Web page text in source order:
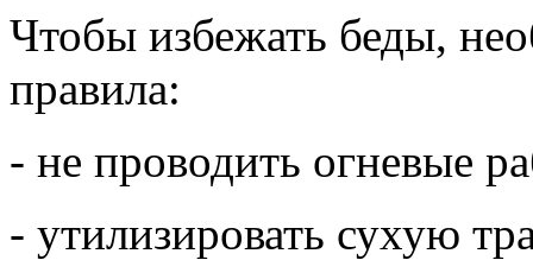
Чтобы избежать беды,
правила:
- не проводить огневые
- утилизировать сухую